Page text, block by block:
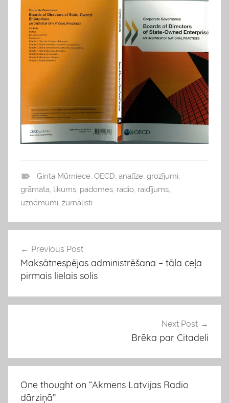
v
i
d
l
i
s
Ginta Mūrniece, OECD, analīze, grozījumi,
grāmata, likums, padomes, radio, raidījums,
uzņēmumi, žurnālisti
Ziņu
izvēlne
Previous Post
Maksātnespējas administrēšana – tāla ceļa
pirmais lielais solis
Next Post
Brēka par Citadeli
One thought on “Akmens Latvijas Radio
dārziņā”